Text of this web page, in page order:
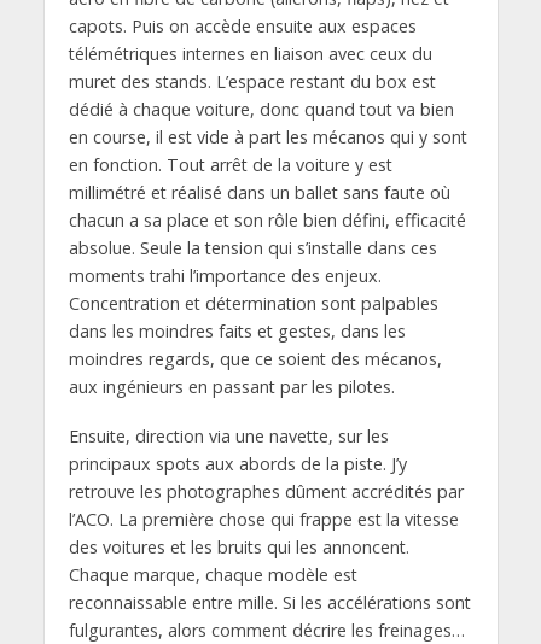
capots. Puis on accède ensuite aux espaces
télémétriques internes en liaison avec ceux du
muret des stands. L’espace restant du box est
dédié à chaque voiture, donc quand tout va bien
en course, il est vide à part les mécanos qui y sont
en fonction. Tout arrêt de la voiture y est
millimétré et réalisé dans un ballet sans faute où
chacun a sa place et son rôle bien défini, efficacité
absolue. Seule la tension qui s’installe dans ces
moments trahi l’importance des enjeux.
Concentration et détermination sont palpables
dans les moindres faits et gestes, dans les
moindres regards, que ce soient des mécanos,
aux ingénieurs en passant par les pilotes.
Ensuite, direction via une navette, sur les
principaux spots aux abords de la piste. J’y
retrouve les photographes dûment accrédités par
l’ACO. La première chose qui frappe est la vitesse
des voitures et les bruits qui les annoncent.
Chaque marque, chaque modèle est
reconnaissable entre mille. Si les accélérations sont
fulgurantes, alors comment décrire les freinages…